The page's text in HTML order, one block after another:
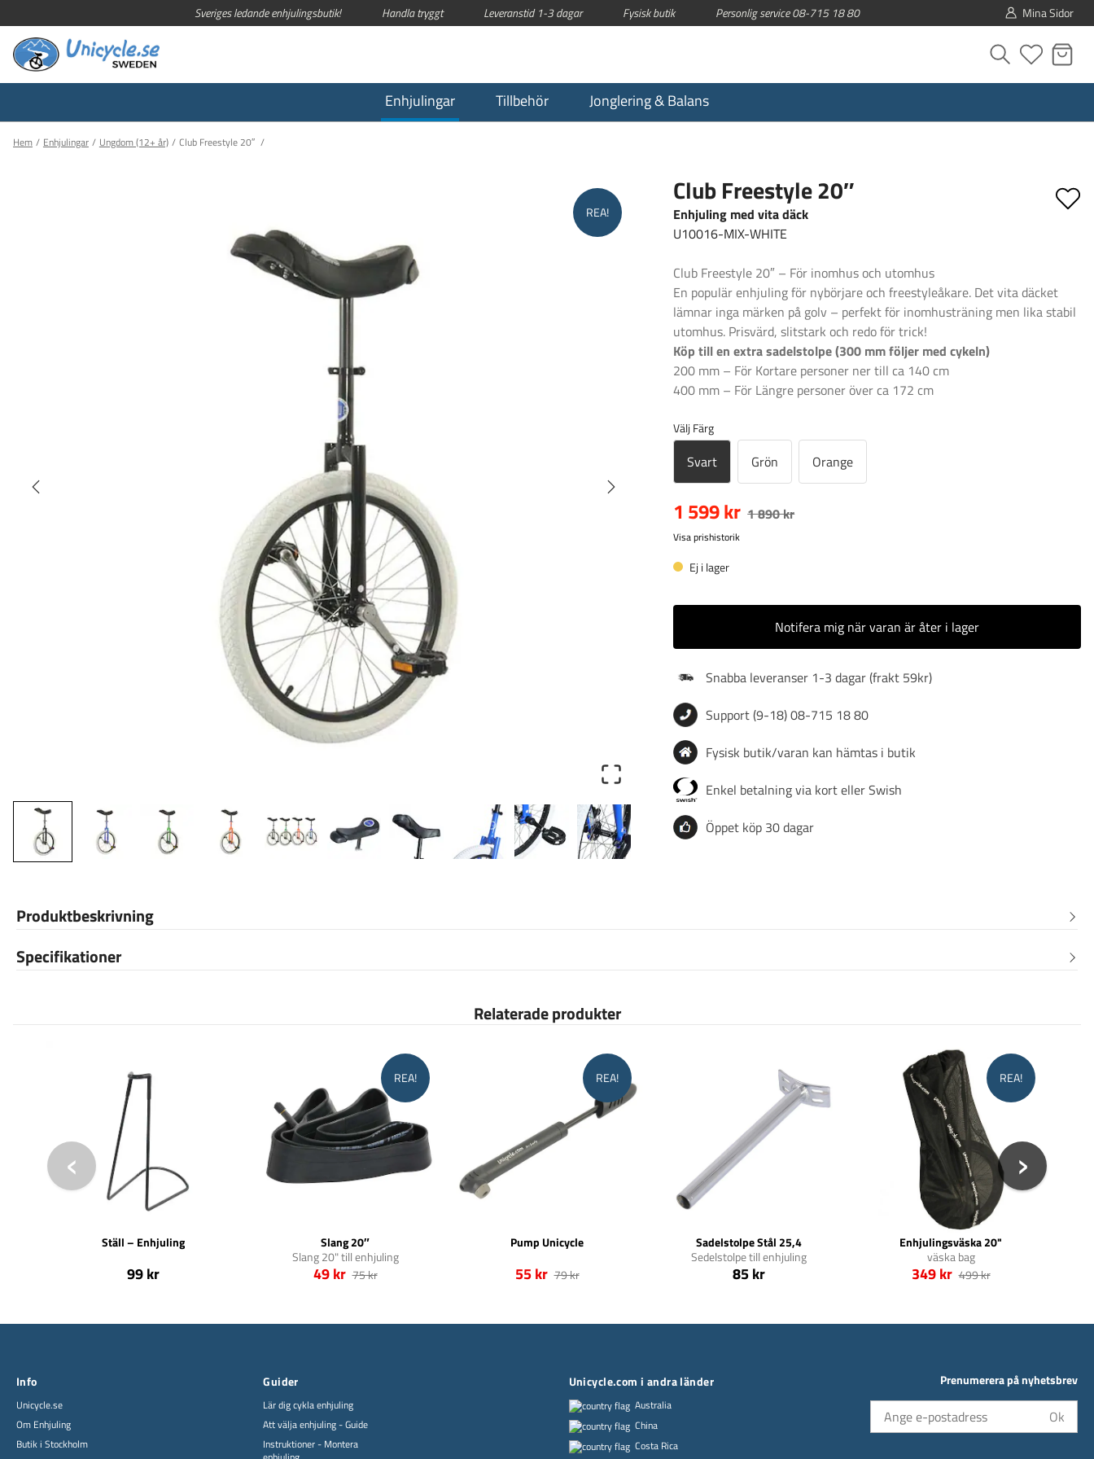
Sveriges ledande enhjulingsbutik! Handla tryggt Leveranstid 1-3 dagar Fysisk butik Personlig service 08-715 18 80 Mina Sidor
Enhjulingar Tillbehör Jonglering & Balans
Hem Enhjulingar Ungdom (12+ år) Club Freestyle 20″
REA!
Club Freestyle 20″
Enhjuling med vita däck
U10016-MIX-WHITE
Club Freestyle 20″ – För inomhus och utomhus
En populär enhjuling för nybörjare och freestyleåkare. Det vita däcket
lämnar inga märken på golv – perfekt för inomhusträning men lika stabil
utomhus. Prisvärd, slitstark och redo för trick!
Köp till en extra sadelstolpe (300 mm följer med cykeln)
200 mm – För Kortare personer ner till ca 140 cm
400 mm – För Längre personer över ca 172 cm
Välj Färg
Svart Grön Orange
1 599 kr 1 890 kr
Visa prishistorik
Ej i lager
Notifera mig när varan är åter i lager
Snabba leveranser 1-3 dagar (frakt 59kr)
Support (9-18) 08-715 18 80
Fysisk butik/varan kan hämtas i butik
Enkel betalning via kort eller Swish
Öppet köp 30 dagar
Produktbeskrivning
Specifikationer
Relaterade produkter
Ställ – Enhjuling
99 kr
REA!
Slang 20″
Slang 20" till enhjuling
49 kr 75 kr
REA!
Pump Unicycle
55 kr 79 kr
Sadelstolpe Stål 25,4
Sedelstolpe till enhjuling
85 kr
REA!
Enhjulingsväska 20"
väska bag
349 kr 499 kr
Info
Unicycle.se
Om Enhjuling
Butik i Stockholm
Guider
Lär dig cykla enhjuling
Att välja enhjuling - Guide
Instruktioner - Montera
Unicycle.com i andra länder
Australia
China
Costa Rica
Prenumerera på nyhetsbrev
Ok